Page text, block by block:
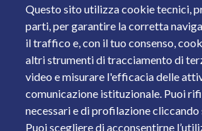
Questo sito utilizza cookie tecnici,
parti, per garantire la corretta
il traffico e, con il tuo consenso,
altri strumenti di tracciamento di
video e misurare l'efficacia delle
comunicazione istituzionale. Puoi
necessari e di profilazione cliccando
Puoi scegliere di acconsentirne
Piazza del Mercato, 15 - 25121 Brescia